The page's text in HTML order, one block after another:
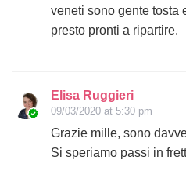
veneti sono gente tosta
presto pronti a ripartire.
Elisa Ruggieri
09/03/2020 at 5:30 pm
Grazie mille, sono
Si speriamo passi in